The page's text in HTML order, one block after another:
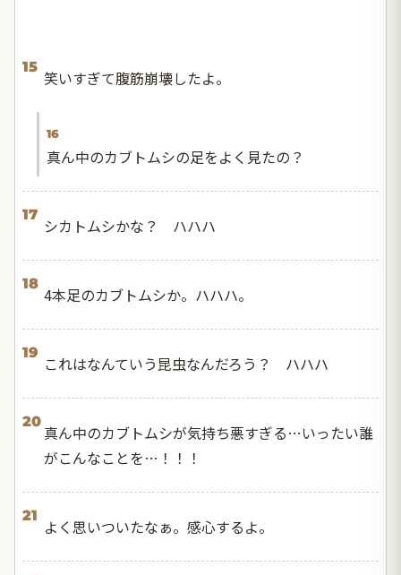
15
笑いすぎて腹筋崩壊したよ。
16
真ん中のカブトムシの足をよく見たの？
17
シカトムシかな？ ハハハ
18
4本足のカブトムシか。ハハハ。
19
これはなんていう昆虫なんだろう？ ハハハ
20
真ん中のカブトムシが気持ち悪すぎる…いったい誰
がこんなことを…！！！
21
よく思いついたなぁ。感心するよ。